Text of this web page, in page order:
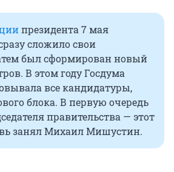
президента 7 мая
сложило свои
был сформирован новый
В этом году Госдума
все кандидатуры,
блока. В первую очередь
правительства — этот
занял Михаил Мишустин.